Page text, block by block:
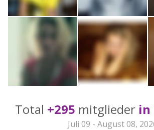
Total +295 mitglieder in
Juli 09 - August 08,